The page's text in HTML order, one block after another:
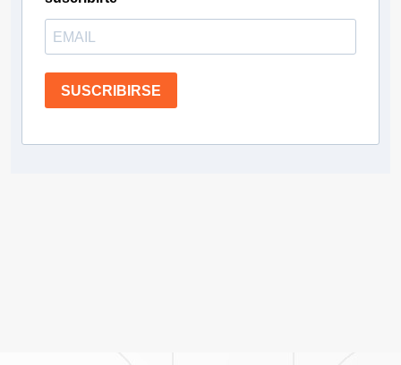
SUSCRIBIRSE